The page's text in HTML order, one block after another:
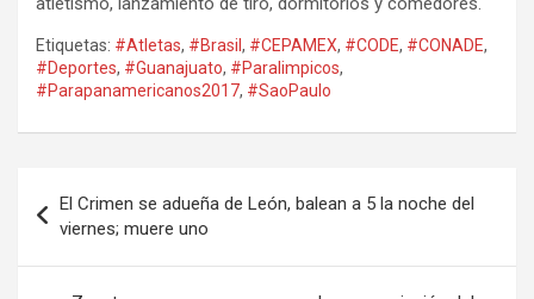
Etiquetas: #Atletas, #Brasil , #CEPAMEX, #CODE, #CONADE,
#Deportes, #Guanajuato, #Paralimpicos,
#Parapanamericanos2017, #SaoPaulo
de
entradas
El Crimen se adueña de León, balean a 5 la noche del
viernes; muere uno